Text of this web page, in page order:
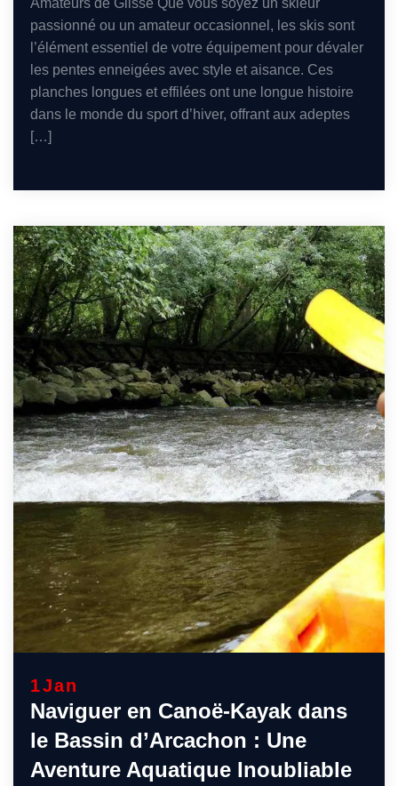
passionné ou un amateur occasionnel, les skis sont
l’élément essentiel de votre équipement pour dévaler
les pentes enneigées avec style et aisance. Ces
planches longues et effilées ont une longue histoire
dans le monde du sport d’hiver, offrant aux adeptes
[…]
1Jan
Naviguer en Canoë-Kayak dans
le Bassin d’Arcachon : Une
Aventure Aquatique Inoubliable